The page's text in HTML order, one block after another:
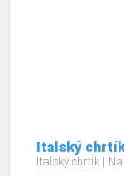
Italský
Italský chrtík